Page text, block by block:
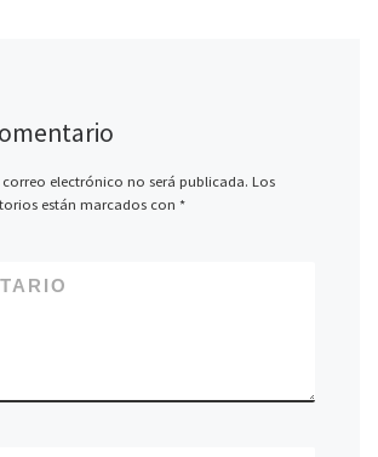
electrónico no será publicada. Los
están marcados con *